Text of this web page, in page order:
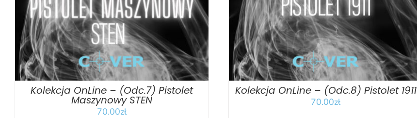
Kolekcja OnLine – (Odc.7) Pistolet
Maszynowy STEN
70.00zł
Kolekcja OnLine – (Odc.8) Pistolet 1911
70.00zł